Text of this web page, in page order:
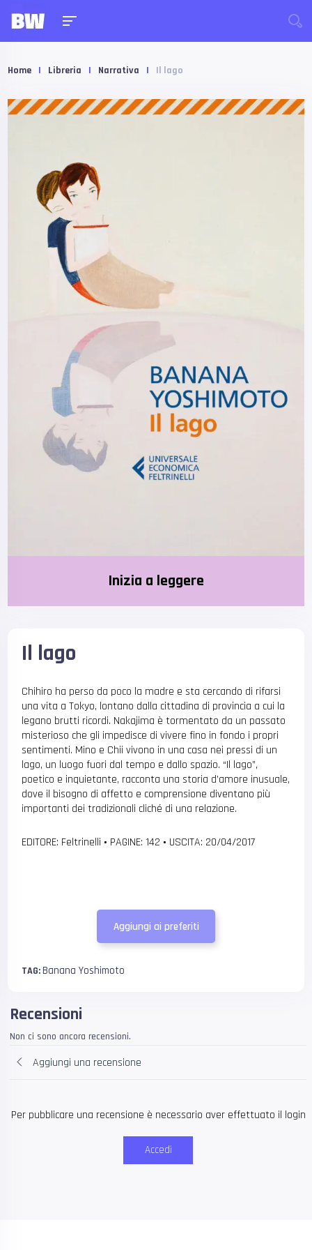
Home | Libreria | Narrativa | Il lago
Inizia a leggere
Il lago
Chihiro ha perso da poco la madre e sta cercando di rifarsi
una vita a Tokyo, lontano dalla cittadina di provincia a cui la
legano brutti ricordi. Nakajima è tormentato da un passato
misterioso che gli impedisce di vivere fino in fondo i propri
sentimenti. Mino e Chii vivono in una casa nei pressi di un
lago, un luogo fuori dal tempo e dallo spazio. “Il lago”,
poetico e inquietante, racconta una storia d’amore inusuale,
dove il bisogno di affetto e comprensione diventano più
importanti dei tradizionali cliché di una relazione.
EDITORE: Feltrinelli • PAGINE: 142 • USCITA: 20/04/2017
Aggiungi ai preferiti
TAG:Banana Yoshimoto
Recensioni
Non ci sono ancora recensioni.
Aggiungi una recensione
Per pubblicare una recensione è necessario aver effettuato il login
Accedi